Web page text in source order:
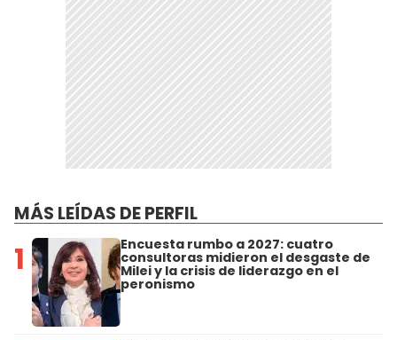
MÁS LEÍDAS DE PERFIL
1 Encuesta rumbo a 2027: cuatro
consultoras midieron el desgaste de
Milei y la crisis de liderazgo en el
peronismo